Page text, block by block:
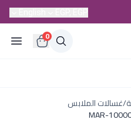
0
/غسالات الملابس